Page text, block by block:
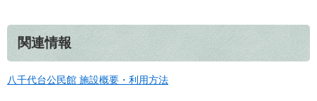
関連情報
八千代台公民館 施設概要・利用方法